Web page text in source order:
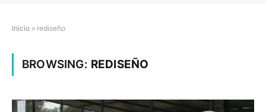
Inicio » rediseño
BROWSING: REDISEÑO